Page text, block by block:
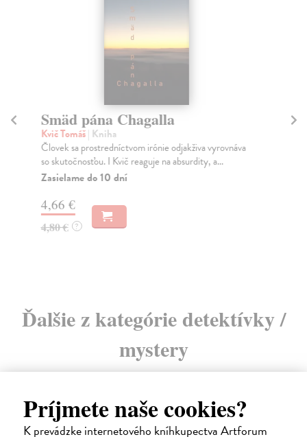
Príjmete naše cookies?
K prevádzke internetového kníhkupectva Artforum
Smäd pána Chagalla
Kvič Tomáš| Kniha
Človek sa prostredníctvom irónie odjakživa vyrovnáva
so skutočnosťou. I Kvič reaguje na absurdity, a...
Zasielame do 10 dní
4,66 €
4,80 € ?
Ďalšie z kategórie detektívky /
mystery